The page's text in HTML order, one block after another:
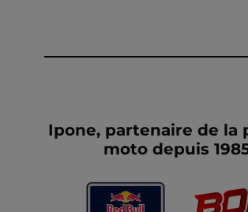
Ipone, partenaire de la
moto depuis